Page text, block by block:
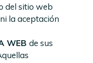
del sitio web
la aceptación
WEB de sus